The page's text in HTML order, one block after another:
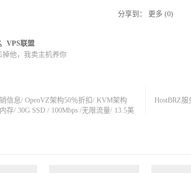
分享到： 更多 (0)
VPS联盟
掉他，我卖主机养你
信息/ OpenVZ架构50％折扣/ KVM架构
存/ 30G SSD / 100Mbps /无限流量/ 13.5美
HostBRZ服